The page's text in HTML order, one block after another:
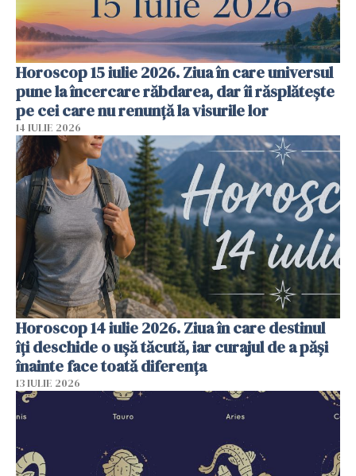
Horoscop 15 iulie 2026. Ziua în care universul
pune la încercare răbdarea, dar îi răsplătește
pe cei care nu renunță la visurile lor
14 IULIE 2026
Horoscop 14 iulie 2026. Ziua în care destinul
îți deschide o ușă tăcută, iar curajul de a păși
înainte face toată diferența
13 IULIE 2026